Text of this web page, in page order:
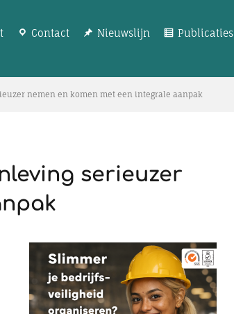
Contact Nieuwslijn Publicaties
nemen en komen met een integrale aanpak
serieuzer